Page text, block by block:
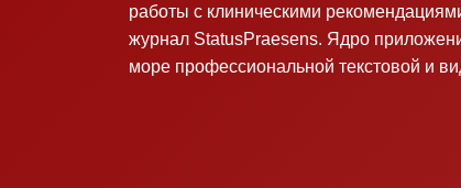
работы с клиническими
журнал StatusPraesens. Ядро
море профессиональной текстовой и